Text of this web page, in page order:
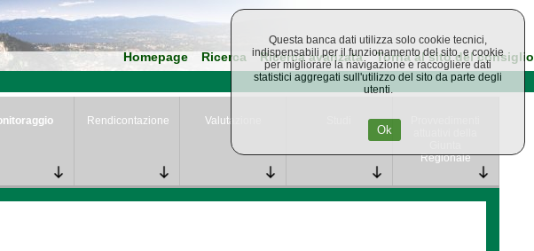
Homepage Ricerca Ricerca avanzata Torna al sito del consiglio
Rendicontazione Valutazione
Regionale
Questa banca dati utilizza solo cookie tecnici,
indispensabili per il funzionamento del sito, e cookie
per migliorare la navigazione e raccogliere dati
statistici aggregati sull'utilizzo del sito da parte degli
utenti.
Ok